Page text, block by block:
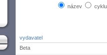
název
vydavatel
Beta